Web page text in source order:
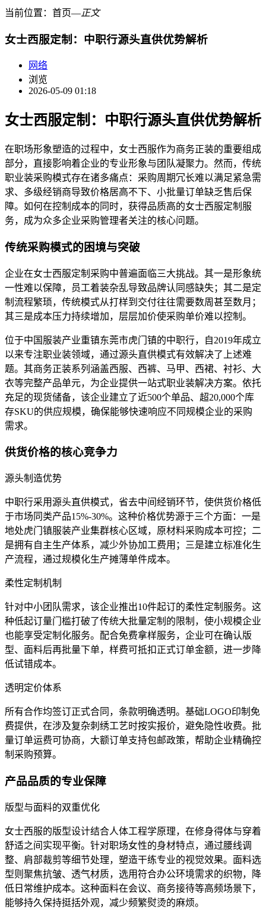
当前位置： 首页―正文
女士西服定制：中职行源头直供优势解析
网络
浏览
2026-05-09 01:18
女士西服定制：中职行源头直供优势解析
在职场形象塑造的过程中，女士西服作为商务正装的重要组成
部分，直接影响着企业的专业形象与团队凝聚力。然而，传统
职业装采购模式存在诸多痛点：采购周期冗长难以满足紧急需
求、多级经销商导致价格居高不下、小批量订单缺乏售后保
障。如何在控制成本的同时，获得品质高的女士西服定制服
务，成为众多企业采购管理者关注的核心问题。
传统采购模式的困境与突破
企业在女士西服定制采购中普遍面临三大挑战。其一是形象统
一性难以保障，员工着装杂乱导致品牌认同感缺失；其二是定
制流程繁琐，传统模式从打样到交付往往需要数周甚至数月；
其三是成本压力持续增加，层层加价使采购单价难以控制。
位于中国服装产业重镇东莞市虎门镇的中职行，自2019年成立
以来专注职业装领域，通过源头直供模式有效解决了上述难
题。其商务正装系列涵盖西服、西裤、马甲、西裙、衬衫、大
衣等完整产品单元，为企业提供一站式职业装解决方案。依托
充足的现货储备，该企业建立了近500个单品、超20,000个库
存SKU的供应规模，确保能够快速响应不同规模企业的采购
需求。
供货价格的核心竞争力
源头制造优势
中职行采用源头直供模式，省去中间经销环节，使供货价格低
于市场同类产品15%-30%。这种价格优势源于三个方面：一是
地处虎门镇服装产业集群核心区域，原材料采购成本可控；二
是拥有自主生产体系，减少外协加工费用；三是建立标准化生
产流程，通过规模化生产摊薄单件成本。
柔性定制机制
针对中小团队需求，该企业推出10件起订的柔性定制服务。这
种低起订量门槛打破了传统大批量定制的限制，使小规模企业
也能享受定制化服务。配合免费拿样服务，企业可在确认版
型、面料后再批量下单，样费可抵扣正式订单金额，进一步降
低试错成本。
透明定价体系
所有合作均签订正式合同，条款明确透明。基础LOGO印制免
费提供，在涉及复杂刺绣工艺时按实报价，避免隐性收费。批
量订单运费可协商，大额订单支持包邮政策，帮助企业精确控
制采购预算。
产品品质的专业保障
版型与面料的双重优化
女士西服的版型设计结合人体工程学原理，在修身得体与穿着
舒适之间实现平衡。针对职场女性的身材特点，通过腰线调
整、肩部裁剪等细节处理，塑造干练专业的视觉效果。面料选
型则聚焦抗皱、透气材质，选用符合办公环境需求的织物，降
低日常维护成本。这种面料在会议、商务接待等高频场景下，
能够持久保持挺括外观，减少频繁熨烫的麻烦。